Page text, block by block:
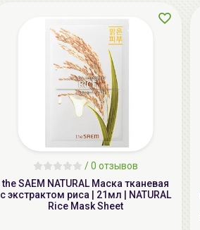
/0 отзывов
the SAEM NATURAL Маска тканевая
с экстрактом риса | 21мл | NATURAL
Rice Mask Sheet